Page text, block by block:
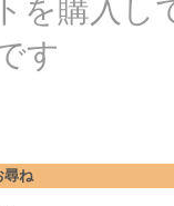
を購入し
す
尋ね